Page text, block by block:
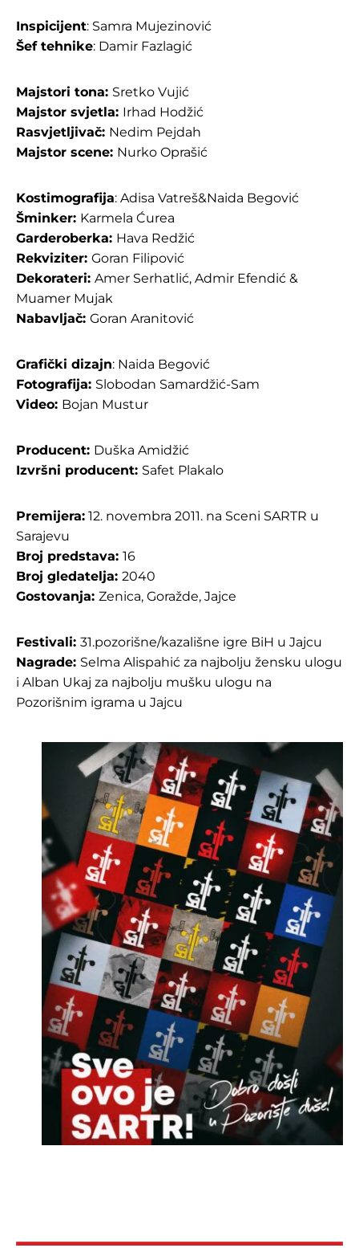
Inspicijent: Samra Mujezinović
Šef tehnike: Damir Fazlagić
Majstori tona: Sretko Vujić
Majstor svjetla: Irhad Hodžić
Rasvjetljivač: Nedim Pejdah
Majstor scene: Nurko Oprašić
Kostimografija: Adisa Vatreš&Naida Begović
Šminker: Karmela Ćurea
Garderoberka: Hava Redžić
Rekviziter: Goran Filipović
Dekorateri: Amer Serhatlić, Admir Efendić &
Muamer Mujak
Nabavljač: Goran Aranitović
Grafički dizajn: Naida Begović
Fotografija: Slobodan Samardžić-Sam
Video: Bojan Mustur
Producent: Duška Amidžić
Izvršni producent: Safet Plakalo
Premijera: 12. novembra 2011. na Sceni SARTR u
Sarajevu
Broj predstava: 16
Broj gledatelja: 2040
Gostovanja: Zenica, Goražde, Jajce
Festivali: 31.pozorišne/kazališne igre BiH u Jajcu
Nagrade: Selma Alispahić za najbolju žensku ulogu
i Alban Ukaj za najbolju mušku ulogu na
Pozorišnim igrama u Jajcu